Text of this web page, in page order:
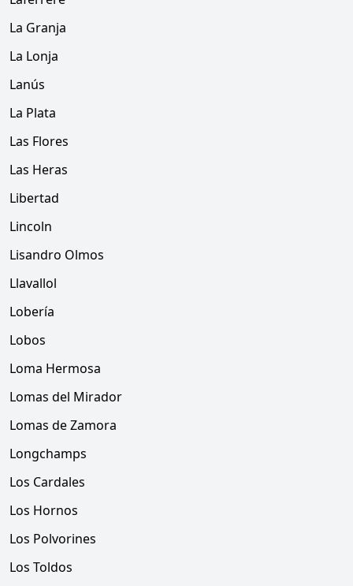
La Granja
La Lonja
Lanús
La Plata
Las Flores
Las Heras
Libertad
Lincoln
Lisandro Olmos
Llavallol
Lobería
Lobos
Loma Hermosa
Lomas del Mirador
Lomas de Zamora
Longchamps
Los Cardales
Los Hornos
Los Polvorines
Los Toldos